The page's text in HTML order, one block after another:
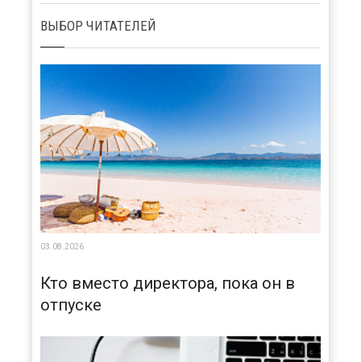
ВЫБОР ЧИТАТЕЛЕЙ
03.08.2026
Кто вместо директора, пока он в
отпуске